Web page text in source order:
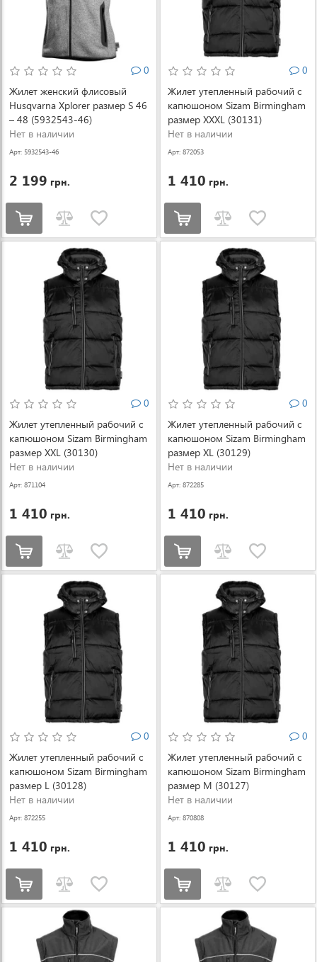
0
Жилет женский флисовый
Husqvarna Xplorer размер S 46
– 48 (5932543-46)
Нет в наличии
Арт: 5932543-46
2 199 грн.
0
Жилет утепленный рабочий с
капюшоном Sizam Birmingham
размер XXXL (30131)
Нет в наличии
Арт: 872053
1 410 грн.
0
Жилет утепленный рабочий с
капюшоном Sizam Birmingham
размер XXL (30130)
Нет в наличии
Арт: 871104
1 410 грн.
0
Жилет утепленный рабочий с
капюшоном Sizam Birmingham
размер XL (30129)
Нет в наличии
Арт: 872285
1 410 грн.
0
Жилет утепленный рабочий с
капюшоном Sizam Birmingham
размер L (30128)
Нет в наличии
Арт: 872255
1 410 грн.
0
Жилет утепленный рабочий с
капюшоном Sizam Birmingham
размер M (30127)
Нет в наличии
Арт: 870808
1 410 грн.